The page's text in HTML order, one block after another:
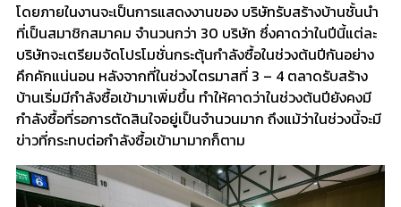
โดยภายในงานจะเป็นการแสดงงานของ บริษัทรับสร้างบ้านชั้นนำ
ที่เป็นสมาชิกสมาคม จำนวนกว่า 30 บริษัท ซึ่งคาดว่าในปีนี้แต่ละ
บริษัทจะเตรียมจัดโปรโมชั่นกระตุ้นกำลังซื้อในช่วงต้นปีกันอย่าง
คึกคักแน่นอน หลังจากที่ในช่วงไตรมาสที่ 3 – 4 ตลาดรับสร้าง
บ้านเริ่มมีกำลังซื้อเข้ามาเพิ่มขึ้น ทำให้คาดว่าในช่วงต้นปียังคงมี
กำลังซื้อที่รอการตัดสินใจอยู่เป็นจำนวนมาก ถึงแม้ว่าในช่วงนี้จะมี
ข่าวที่กระทบต่อกำลังซื้อเข้ามามากก็ตาม